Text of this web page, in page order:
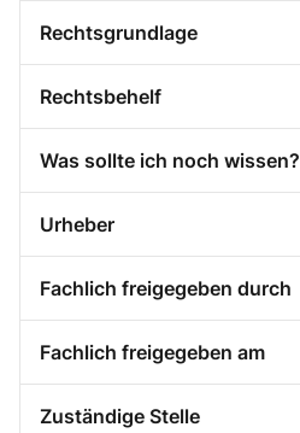
Rechtsgrundlage
Rechtsbehelf
Was sollte ich noch wissen?
Urheber
Fachlich freigegeben durch
Fachlich freigegeben am
Zuständige Stelle